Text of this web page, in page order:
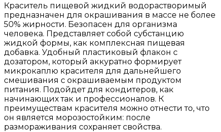
Краситель пищевой жидкий водорастворимый
предназначен для окрашивания в массе не более
50% жирности. Безопасен для организма
человека. Представляет собой субстанцию
жидкой формы, как комплексная пищевая
добавка. Удобный пластиковый флакон с
дозатором, который аккуратно формирует
микрокаплю красителя для дальнейшего
смешивания с окрашиваемым продуктом
питания. Подойдет для кондитеров, как
начинающих так и профессионалов. К
преимуществам красителя можно отнести то, что
он является морозостойким: после
размораживания сохраняет свойства.